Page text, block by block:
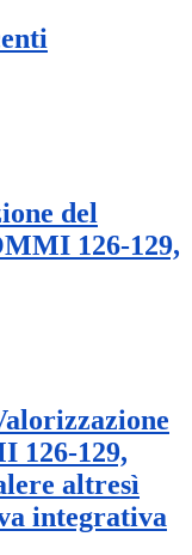
del
126-129,
126-129,
altresì
integrativa